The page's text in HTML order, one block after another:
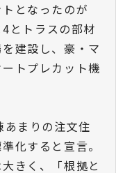
となったのが
とトラスの部材
建設し、豪・マ
トプレカット機
まりの注文住
化すると宣言。
きく、「根拠と